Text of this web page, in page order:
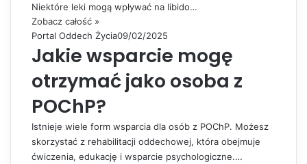
Niektóre leki mogą wpływać na libido…
Zobacz całość »
Portal Oddech Życia09/02/2025
Jakie wsparcie mogę
otrzymać jako osoba z
POChP?
Istnieje wiele form wsparcia dla osób z POChP. Możesz
skorzystać z rehabilitacji oddechowej, która obejmuje
ćwiczenia, edukację i wsparcie psychologiczne.…